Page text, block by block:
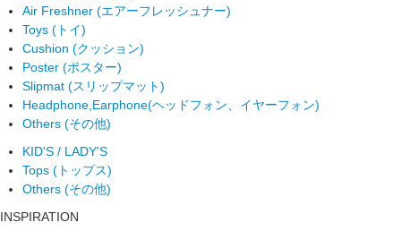
Air Freshner (エアーフレッシュナー)
Toys (トイ)
Cushion (クッション)
Poster (ポスター)
Slipmat (スリップマット)
Headphone,Earphone(ヘッドフォン、イヤーフォン)
Others (その他)
KID'S / LADY'S
Tops (トップス)
Others (その他)
INSPIRATION